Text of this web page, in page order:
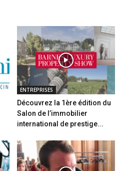
ENTREPRISES
Découvrez la 1ère édition du
Salon de l’immobilier
international de prestige...